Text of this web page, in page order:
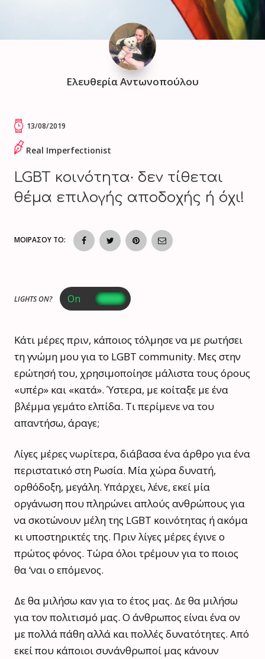
Ελευθερία Αντωνοπούλου
13/08/2019
Real Imperfectionist
LGBT κοινότητα∙ δεν τίθεται
θέμα επιλογής αποδοχής ή όχι!
ΜΟΙΡΑΣΟΥ ΤΟ:
LIGHTS ON?
Κάτι μέρες πριν, κάποιος τόλμησε να με ρωτήσει
τη γνώμη μου για το LGBT community. Μες στην
ερώτησή του, χρησιμοποίησε μάλιστα τους όρους
«υπέρ» και «κατά». Ύστερα, με κοίταξε με ένα
βλέμμα γεμάτο ελπίδα. Τι περίμενε να του
απαντήσω, άραγε;
Λίγες μέρες νωρίτερα, διάβασα ένα άρθρο για ένα
περιστατικό στη Ρωσία. Μία χώρα δυνατή,
ορθόδοξη, μεγάλη. Υπάρχει, λένε, εκεί μία
οργάνωση που πληρώνει απλούς ανθρώπους για
να σκοτώνουν μέλη της LGBT κοινότητας ή ακόμα
κι υποστηρικτές της. Πριν λίγες μέρες έγινε ο
πρώτος φόνος. Τώρα όλοι τρέμουν για το ποιος
θα ‘ναι ο επόμενος.
Δε θα μιλήσω καν για το έτος μας. Δε θα μιλήσω
για τον πολιτισμό μας. Ο άνθρωπος είναι ένα ον
με πολλά πάθη αλλά και πολλές δυνατότητες. Από
εκεί που κάποιοι συνάνθρωποί μας κάνουν